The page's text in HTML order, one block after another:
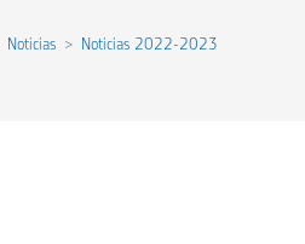
Noticias > Noticias 2022-2023